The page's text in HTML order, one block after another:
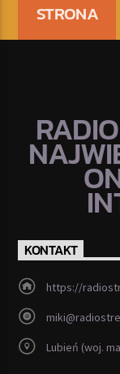
STRONA
KONTAKT
https://
Lubień (woj.